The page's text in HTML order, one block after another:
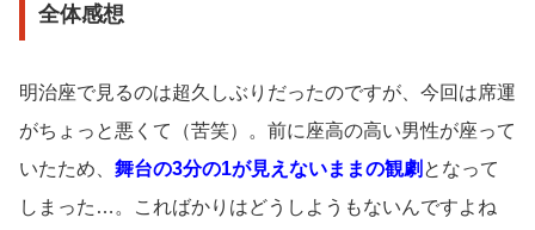
全体感想
明治座で見るのは超久しぶりだったのですが、今回は席運
がちょっと悪くて（苦笑）。前に座高の高い男性が座って
いたため、 舞台の3分の1が見えないままの観劇 となって
しまった…。こればかりはどうしようもないんですよね